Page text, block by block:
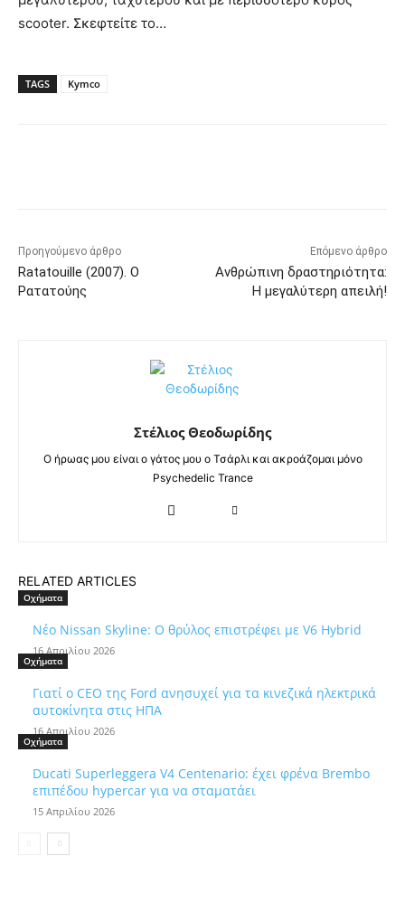
scooter. Σκεφτείτε το…
TAGS Kymco
Προηγούμενο άρθρο
Ratatouille (2007). Ο
Ρατατούης
Επόμενο άρθρο
Ανθρώπινη δραστηριότητα:
Η μεγαλύτερη απειλή!
Στέλιος Θεοδωρίδης
Ο ήρωας μου είναι ο γάτος μου ο Τσάρλι και ακροάζομαι μόνο
Psychedelic Trance
RELATED ARTICLES
Οχήματα
Νέο Nissan Skyline: Ο θρύλος επιστρέφει με V6 Hybrid
16 Απριλίου 2026
Οχήματα
Γιατί ο CEO της Ford ανησυχεί για τα κινεζικά ηλεκτρικά
αυτοκίνητα στις ΗΠΑ
16 Απριλίου 2026
Οχήματα
Ducati Superleggera V4 Centenario: έχει φρένα Brembo
επιπέδου hypercar για να σταματάει
15 Απριλίου 2026